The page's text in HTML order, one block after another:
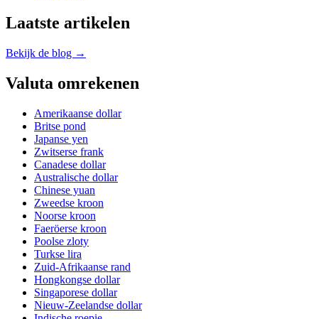
Laatste artikelen
Bekijk de blog →
Valuta omrekenen
Amerikaanse dollar
Britse pond
Japanse yen
Zwitserse frank
Canadese dollar
Australische dollar
Chinese yuan
Zweedse kroon
Noorse kroon
Faeröerse kroon
Poolse zloty
Turkse lira
Zuid-Afrikaanse rand
Hongkongse dollar
Singaporese dollar
Nieuw-Zeelandse dollar